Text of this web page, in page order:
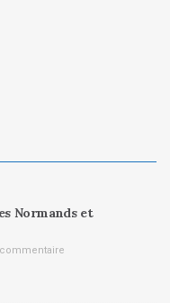
Normands et